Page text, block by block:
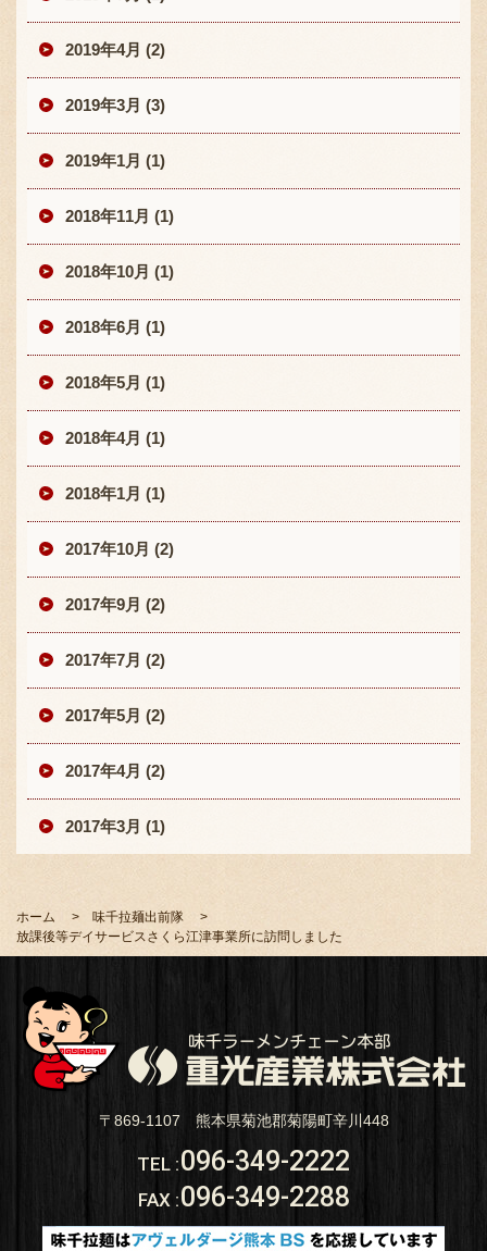
2019年4月 (2)
2019年3月 (3)
2019年1月 (1)
2018年11月 (1)
2018年10月 (1)
2018年6月 (1)
2018年5月 (1)
2018年4月 (1)
2018年1月 (1)
2017年10月 (2)
2017年9月 (2)
2017年7月 (2)
2017年5月 (2)
2017年4月 (2)
2017年3月 (1)
ホーム
味千拉麺出前隊
放課後等デイサービスさくら江津事業所に訪問しました
〒869-1107 熊本県菊池郡菊陽町辛川448
TEL :096-349-2222
FAX :096-349-2288